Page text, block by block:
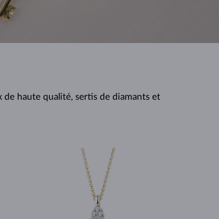
OR BLANC
OR ROSE
OR BLANC
haute qualité, sertis de diamants et